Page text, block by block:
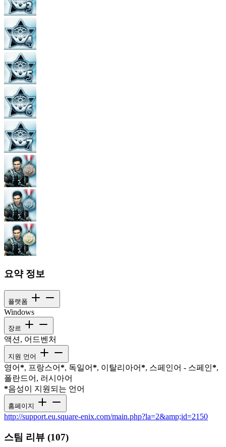
요약 정보
플랫폼
Windows
장르
액션, 어드벤처
지원 언어
영어*, 프랑스어*, 독일어*, 이탈리아어*, 스페인어 - 스페인*,
폴란드어, 러시아어
*음성이 지원되는 언어
홈페이지
http://support.eu.square-enix.com/main.php?la=2&amp;id=2150
스팀 리뷰 (107)